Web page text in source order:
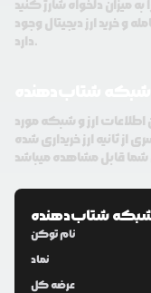
معامله و خرید ارز دیجیتال وجود
دارد.
ارز و شبکه مورد
از ثانیه ارز خریداری شده
شتاب‌دهنده
نام توکن
نماد
عرضه کل